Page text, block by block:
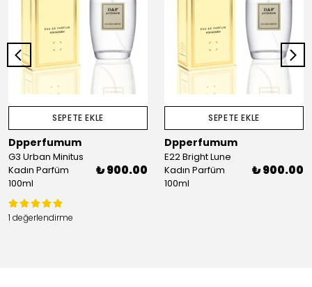
SEPETE EKLE
Dpperfumum
G3 Urban Minitus
Kadın Parfüm
100ml
₺ 900.00
1 değerlendirme
SEPETE EKLE
Dpperfumum
E22 Bright Lune
Kadın Parfüm
100ml
₺ 900.00